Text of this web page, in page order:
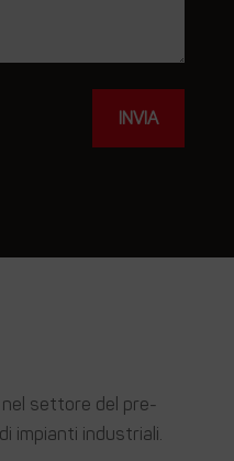
INVIA
nel settore del pre-
impianti industriali.